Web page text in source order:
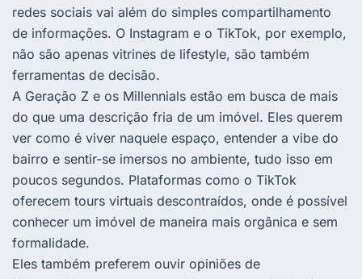
redes sociais vai além do simples compartilhamento
de informações. O Instagram e o TikTok, por exemplo,
não são apenas vitrines de lifestyle, são também
ferramentas de decisão.
A Geração Z e os Millennials estão em busca de mais
do que uma descrição fria de um imóvel. Eles querem
ver como é viver naquele espaço, entender a vibe do
bairro e sentir-se imersos no ambiente, tudo isso em
poucos segundos. Plataformas como o TikTok
oferecem tours virtuais descontraídos, onde é possível
conhecer um imóvel de maneira mais orgânica e sem
formalidade.
Eles também preferem ouvir opiniões de